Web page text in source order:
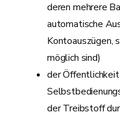
deren mehrere
automatische
Kontoauszügen,
möglich sind)
der
der Treibstoff